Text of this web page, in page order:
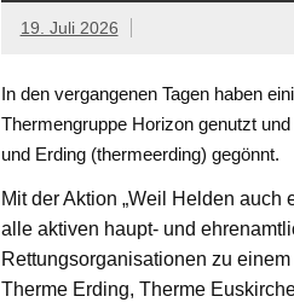
19. Juli 2026
In den vergangenen Tagen haben
Thermengruppe Horizon genutzt
und Erding (thermeerding) gegönnt.
Mit der Aktion „Weil Helden
alle aktiven haupt- und
Rettungsorganisationen zu
Therme Erding, Therme